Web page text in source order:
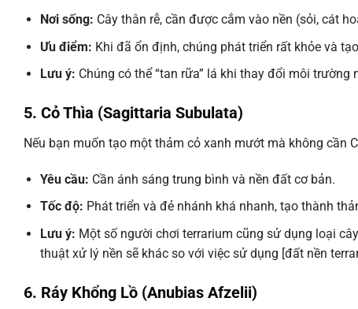
Nơi sống: Cây thân rễ, cần được cắm vào nền (sỏi, cát
Ưu điểm: Khi đã ổn định, chúng phát triển rất khỏe và
Lưu ý: Chúng có thể “tan rữa” lá khi thay đổi môi
5. Cỏ Thìa (Sagittaria Subulata)
Nếu bạn muốn tạo một thảm cỏ xanh mướt mà không cần
Yêu cầu: Cần ánh sáng trung bình và nền đất cơ bản.
Tốc độ: Phát triển và đẻ nhánh khá nhanh, tạo thành
Lưu ý: Một số người chơi terrarium cũng sử dụng loại
thuật xử lý nền sẽ khác so với việc sử dụng [đất nền
6. Ráy Khổng Lồ (Anubias Afzelii)